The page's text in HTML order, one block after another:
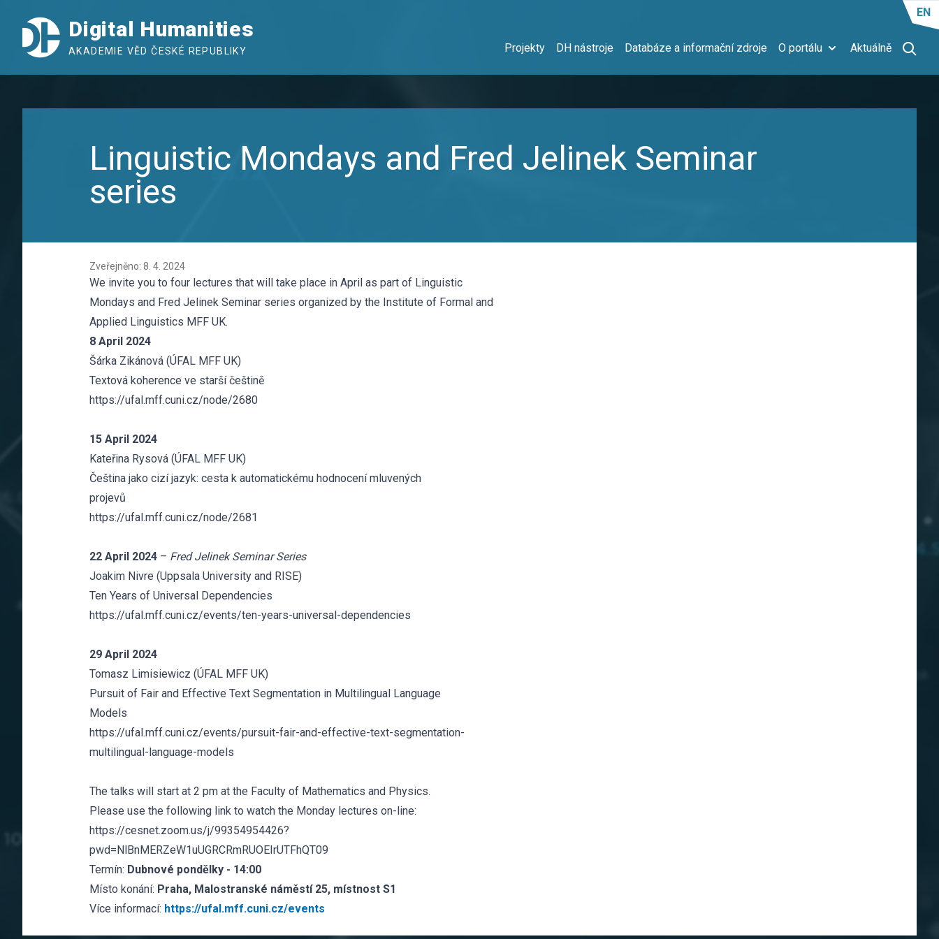
Digital Humanities
AKADEMIE VĚD ČESKÉ REPUBLIKY Projekty DH nástroje Databáze a informační zdroje O portálu Aktuálně
EN
Linguistic Mondays and Fred Jelinek Seminar
series
Zveřejněno: 8. 4. 2024
We invite you to four lectures that will take place in April as part of Linguistic
Mondays and Fred Jelinek Seminar series organized by the Institute of Formal and
Applied Linguistics MFF UK.
8 April 2024
Šárka Zikánová (ÚFAL MFF UK)
Textová koherence ve starší češtině
https://ufal.mff.cuni.cz/node/2680
15 April 2024
Kateřina Rysová (ÚFAL MFF UK)
Čeština jako cizí jazyk: cesta k automatickému hodnocení mluvených
projevů
https://ufal.mff.cuni.cz/node/2681
22 April 2024 – Fred Jelinek Seminar Series
Joakim Nivre (Uppsala University and RISE)
Ten Years of Universal Dependencies
https://ufal.mff.cuni.cz/events/ten-years-universal-dependencies
29 April 2024
Tomasz Limisiewicz (ÚFAL MFF UK)
Pursuit of Fair and Effective Text Segmentation in Multilingual Language
Models
https://ufal.mff.cuni.cz/events/pursuit-fair-and-effective-text-segmentation-
multilingual-language-models
The talks will start at 2 pm at the Faculty of Mathematics and Physics.
Please use the following link to watch the Monday lectures on-line:
https://cesnet.zoom.us/j/99354954426?
pwd=NlBnMERZeW1uUGRCRmRUOEIrUTFhQT09
Termín: Dubnové pondělky - 14:00
Místo konání: Praha, Malostranské náměstí 25, místnost S1
Více informací: https://ufal.mff.cuni.cz/events